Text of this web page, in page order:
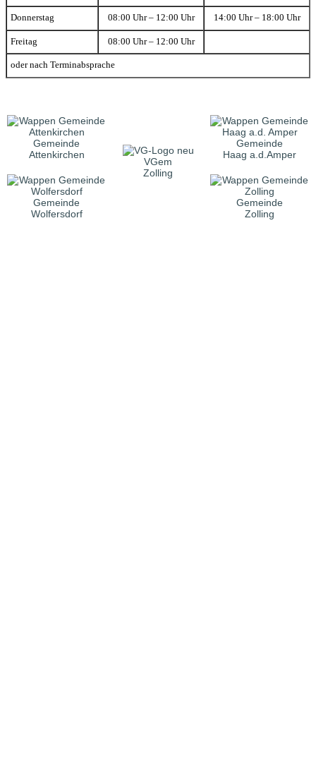
Donnerstag 08:00 Uhr – 12:00 Uhr 14:00 Uhr – 18:00 Uhr
Freitag 08:00 Uhr – 12:00 Uhr
oder nach Terminabsprache
Gemeinde
Attenkirchen
VGem
Zolling
Gemeinde
Haag a.d.Amper
Gemeinde
Wolfersdorf
Gemeinde
Zolling